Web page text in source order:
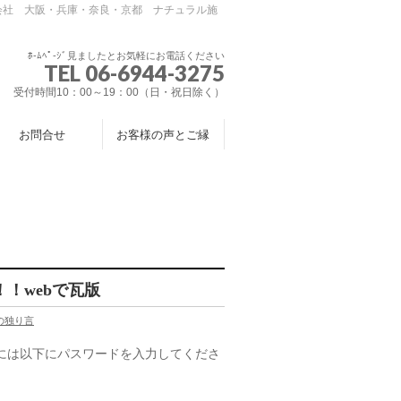
社 大阪・兵庫・奈良・京都 ナチュラル施
ﾎ-ﾑﾍﾟ-ｼﾞ見ましたとお気軽にお電話ください
TEL 06-6944-3275
受付時間10：00～19：00（日・祝日除く）
お問合せ お客様の声とご縁
！webで瓦版
独り言
以下にパスワードを入力してくださ